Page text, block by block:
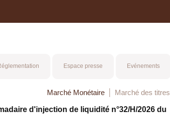
Espace presse Evénements
Marché Monétaire Marché des titres
d'injection de liquidité n°32/H/2026 du